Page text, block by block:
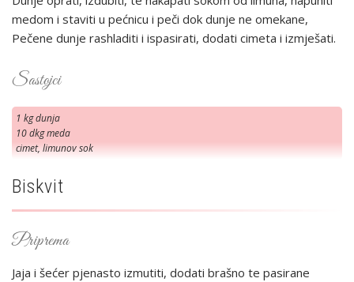
medom i staviti u pećnicu i peči dok dunje ne omekane,
Pečene dunje rashladiti i ispasirati, dodati cimeta i izmješati.
Sastojci
1 kg dunja
10 dkg meda
cimet, limunov sok
Biskvit
Priprema
Jaja i šećer pjenasto izmutiti, dodati brašno te pasirane